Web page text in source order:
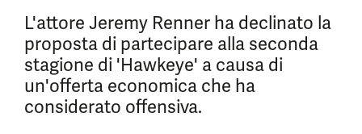
L'attore Jeremy Renner ha declinato la
proposta di partecipare alla seconda
stagione di 'Hawkeye' a causa di
un'offerta economica che ha
considerato offensiva.